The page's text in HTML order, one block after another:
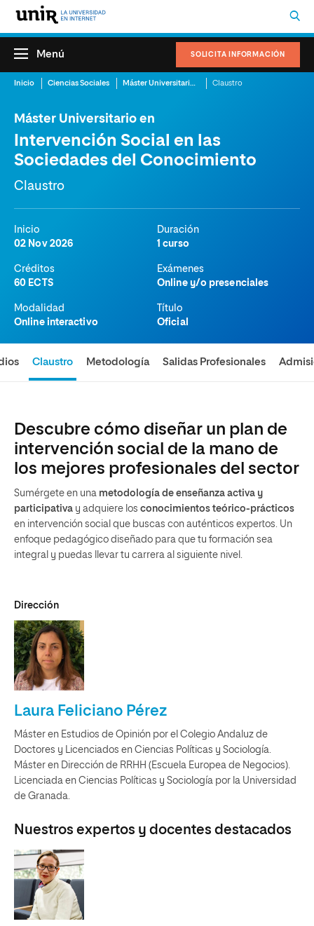
SOLICITA INFORMACIÓN
Menú
Inicio Ciencias Sociales Máster Universitario en Intervención Social en las Sociedades del Conocimiento Claustro
Máster Universitario en
Intervención Social en las
Sociedades del Conocimiento
Claustro
Inicio
02 Nov 2026
Duración
1 curso
Créditos
60 ECTS
Exámenes
Online y/o presenciales
Modalidad
Online interactivo
Título
Oficial
Claustro Metodología Salidas Profesionales
Descubre cómo diseñar un plan de
intervención social de la mano de
los mejores profesionales del sector
Sumérgete en una metodología de enseñanza activa y
participativa y adquiere los conocimientos teórico-prácticos
en intervención social que buscas con auténticos expertos. Un
enfoque pedagógico diseñado para que tu formación sea
integral y puedas llevar tu carrera al siguiente nivel.
Dirección
Laura Feliciano Pérez
Máster en Estudios de Opinión por el Colegio Andaluz de
Doctores y Licenciados en Ciencias Políticas y Sociología.
Máster en Dirección de RRHH (Escuela Europea de Negocios).
Licenciada en Ciencias Políticas y Sociología por la Universidad
de Granada.
Nuestros expertos y docentes destacados